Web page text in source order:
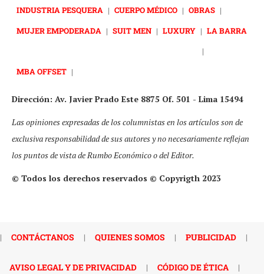
INDUSTRIA PESQUERA | CUERPO MÉDICO | OBRAS |
MUJER EMPODERADA | SUIT MEN | LUXURY | LA BARRA
|
MBA OFFSET |
Dirección: Av. Javier Prado Este 8875 Of. 501 - Lima 15494
Las opiniones expresadas de los columnistas en los artículos son de
exclusiva responsabilidad de sus autores y no necesariamente reflejan
los puntos de vista de Rumbo Económico o del Editor.
© Todos los derechos reservados © Copyrigth 2023
| CONTÁCTANOS | QUIENES SOMOS | PUBLICIDAD |
AVISO LEGAL Y DE PRIVACIDAD | CÓDIGO DE ÉTICA |